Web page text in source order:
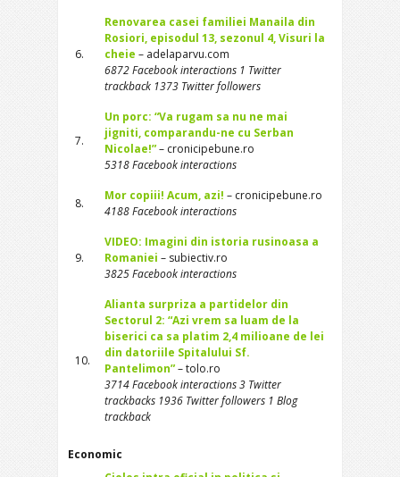
6.
Renovarea casei familiei Manaila din
Rosiori, episodul 13, sezonul 4, Visuri la
cheie – adelaparvu.com
6872 Facebook interactions 1 Twitter
trackback 1373 Twitter followers
7.
Un porc: “Va rugam sa nu ne mai
jigniti, comparandu-ne cu Serban
Nicolae!”– cronicipebune.ro
5318 Facebook interactions
8.
Mor copiii! Acum, azi! – cronicipebune.ro
4188 Facebook interactions
9.
VIDEO: Imagini din istoria rusinoasa a
Romaniei – subiectiv.ro
3825 Facebook interactions
10.
Alianta surpriza a partidelor din
Sectorul 2: “Azi vrem sa luam de la
biserici ca sa platim 2,4 milioane de lei
din datoriile Spitalului Sf.
Pantelimon”– tolo.ro
3714 Facebook interactions 3 Twitter
trackbacks 1936 Twitter followers 1 Blog
trackback
Economic